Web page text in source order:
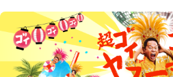
超ゴイゴイヤスー夏祭